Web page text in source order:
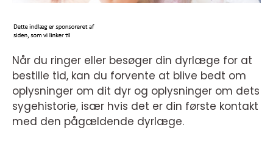
Når du ringer eller besøger din dyrlæge for at
bestille tid, kan du forvente at blive bedt om
oplysninger om dit dyr og oplysninger om dets
sygehistorie, især hvis det er din første kontakt
med den pågældende dyrlæge.